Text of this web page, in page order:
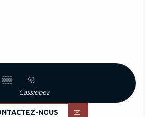
▒▒
Cassiopea
NOUS